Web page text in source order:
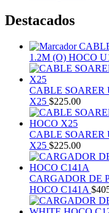
Destacados
1.2M (O) HOCO
CABLE SOARER
X25 $225.00
CABLE SOARER
X25 $225.00
CARGADOR DE
HOCO C141A $